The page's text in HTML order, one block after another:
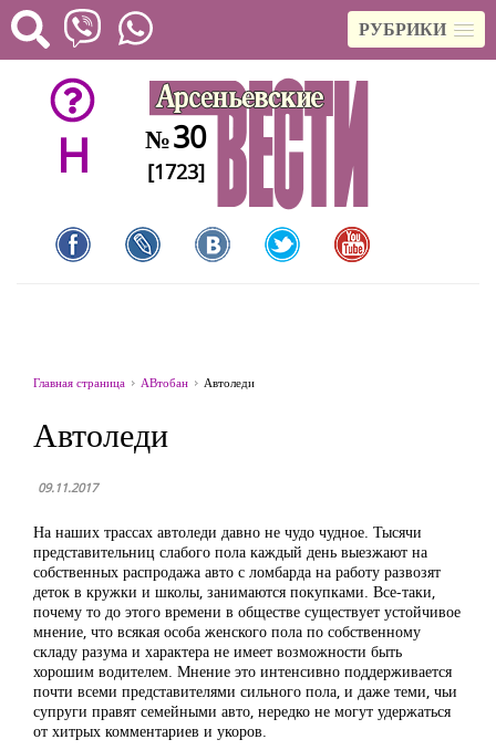
РУБРИКИ
H №30
[1723]
Главная страница АВтобан Автоледи
Автоледи
09.11.2017
На наших трассах автоледи давно не чудо чудное. Тысячи
представительниц слабого пола каждый день выезжают на
собственных распродажа авто с ломбарда на работу развозят
деток в кружки и школы, занимаются покупками. Все-таки,
почему то до этого времени в обществе существует устойчивое
мнение, что всякая особа женского пола по собственному
складу разума и характера не имеет возможности быть
хорошим водителем. Мнение это интенсивно поддерживается
почти всеми представителями сильного пола, и даже теми, чьи
супруги правят семейными авто, нередко не могут удержаться
от хитрых комментариев и укоров.